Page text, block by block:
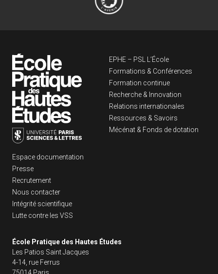
Navigation
EPHE – PSL L’École
Formations & Conférences
Formation continue
Recherche & Innovation
Relations internationales
Ressources & Savoirs
Mécénat & Fonds de dotation
Liens footer
Espace documentation
Presse
Recrutement
Nous contacter
Intégrité scientifique
Lutte contre les VSS
École Pratique des Hautes Études
Les Patios Saint Jacques
4-14, rue Ferrus